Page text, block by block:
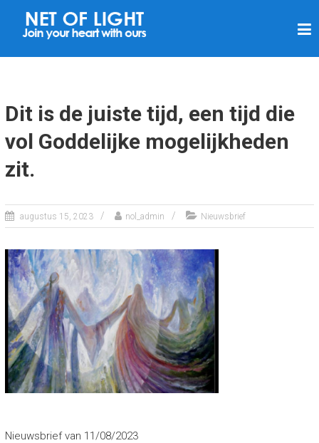
N
A
N
L
I
H
T
Dit is de juiste tijd, een tijd die
vol Goddelijke mogelijkheden
zit.
augustus 15, 2023 nol_admin Nieuwsbrief
Nieuwsbrief van 11/08/2023